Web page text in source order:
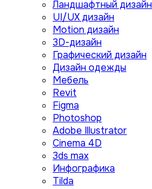
Ландшафтный дизайн
UI/UX дизайн
Motion дизайн
3D-дизайн
Графический дизайн
Дизайн одежды
Мебель
Revit
Figma
Photoshop
Adobe Illustrator
Сinema 4D
3ds max
Инфографика
Tilda